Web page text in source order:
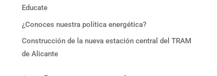
Educate
¿Conoces nuestra política energética?
Construcción de la nueva estación central del TRAM
de Alicante